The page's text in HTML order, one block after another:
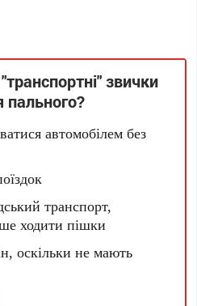
звички
пального?
автомобілем без
транспорт,
ходити пішки
оскільки не мають